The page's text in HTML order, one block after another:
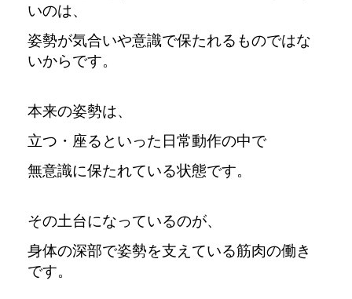
いのは、
姿勢が気合いや意識で保たれるものではな
いからです。
本来の姿勢は、
立つ・座るといった日常動作の中で
無意識に保たれている状態です。
その土台になっているのが、
身体の深部で姿勢を支えている筋肉の働き
です。